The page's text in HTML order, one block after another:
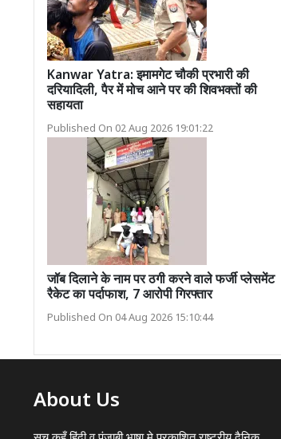
Kanwar Yatra: इमामगेट चौकी प्रभारी की
दरियादिली, पैर में मोच आने पर की शिवभक्तों की
सहायता
Published On 02 Aug 2026 19:01:22
जॉब दिलाने के नाम पर ठगी करने वाले फर्जी प्लेसमेंट
रैकेट का पर्दाफाश, 7 आरोपी गिरफ्तार
Published On 04 Aug 2026 15:10:44
About Us